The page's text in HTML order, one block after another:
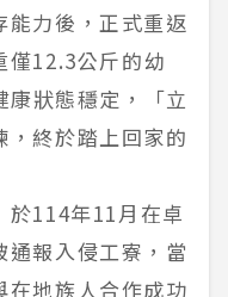
能力後，正式重返
僅12.3公斤的幼
狀態穩定，「立
，終於踏上回家的
於114年11月在卓
報入侵工寮，當
在地族人合作成功